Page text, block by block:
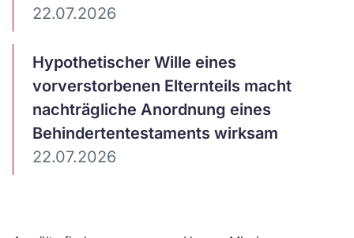
22.07.2026
Hypothetischer Wille eines
vorverstorbenen Elternteils macht
nachträgliche Anordnung eines
Behindertentestaments wirksam
22.07.2026
Artikel
ansehen